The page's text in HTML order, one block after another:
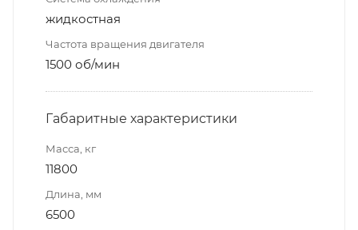
жидкостная
Частота вращения двигателя
1500 об/мин
Габаритные характеристики
Масса, кг
11800
Длина, мм
6500